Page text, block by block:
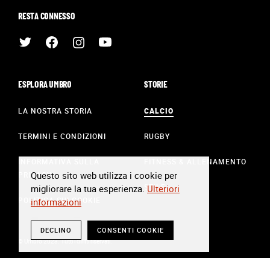
RESTA CONNESSO
ESPLORA UMBRO
LA NOSTRA STORIA
TERMINI E CONDIZIONI
PRIVACY
POLITICA SUI COOKIE
STORIE
CALCIO
RUGBY
FITNESS & ALLENAMENTO
STILE
© Umbro 2023. Tutti i diritti riservati.
Questo sito web utilizza i cookie per
migliorare la tua esperienza. Ulteriori
informazioni
DECLINO CONSENTI COOKIE